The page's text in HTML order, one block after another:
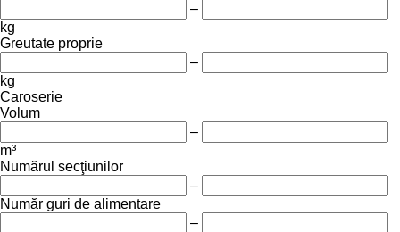
–
kg
Greutate proprie
–
kg
Caroserie
Volum
–
m³
Numărul secţiunilor
–
Număr guri de alimentare
–